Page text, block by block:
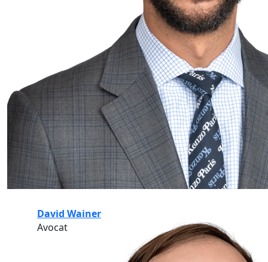
David Wainer
Avocat